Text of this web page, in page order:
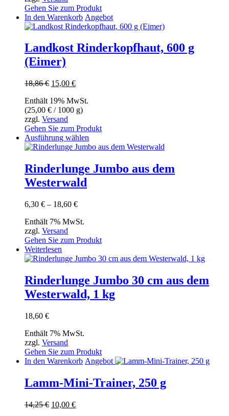
Gehen Sie zum Produkt
In den Warenkorb Angebot
Landkost Rinderkopfhaut, 600 g
(Eimer)
18,86€ Ursprünglicher
war:
18,86 €
15,00 €Aktueller
ist:
15,00 €.
Enthält 19% MwSt.
(25,00 € / 1000 g)
zzgl. Versand
Gehen Sie zum Produkt
Ausführung wählen
Produkt
mehrere
Varianten
Produktseite
werden
Rinderlunge Jumbo aus dem
Westerwald
6,30 € – 18,60 €Preisspanne:
bis
Enthält 7% MwSt.
zzgl. Versand
Gehen Sie zum Produkt
Weiterlesen
Rinderlunge Jumbo 30 cm aus dem
Westerwald, 1 kg
18,60 €
Enthält 7% MwSt.
zzgl. Versand
Gehen Sie zum Produkt
In den Warenkorb Angebot
Lamm-Mini-Trainer, 250 g
14,25€ Ursprünglicher
10,00 €Aktueller